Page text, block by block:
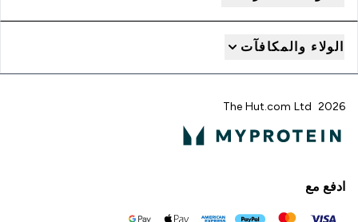
الولاء والمكافآت
2026 The Hut.com Ltd
ادفع مع